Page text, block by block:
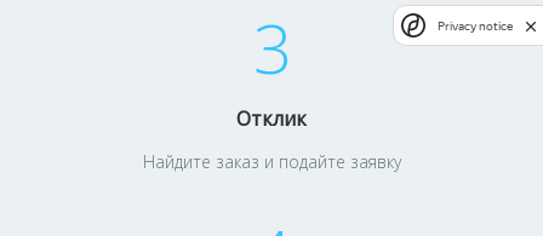
3
Отклик
Найдите заказ и подайте заявку
Privacy notice